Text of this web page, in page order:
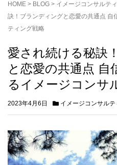
HOME > BLOG > イメージコンサルテ
訣！ブランディングと恋愛の共通点
ティング戦略
愛され続ける秘訣
と恋愛の共通点 自
るイメージコンサ
2023年4月6日 イメージコンサル